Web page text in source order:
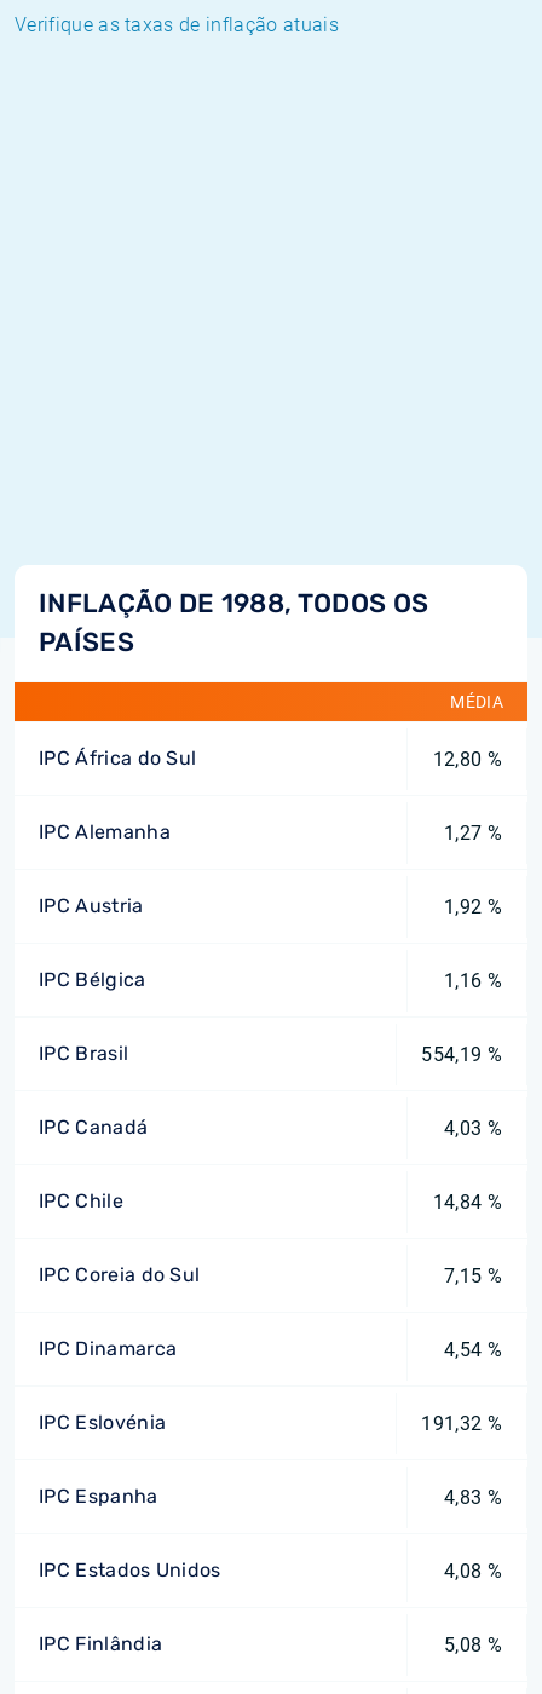
Verifique as taxas de inflação atuais
INFLAÇÃO DE 1988, TODOS OS
PAÍSES
MÉDIA
IPC África do Sul 12,80 %
IPC Alemanha 1,27 %
IPC Austria 1,92 %
IPC Bélgica 1,16 %
IPC Brasil 554,19 %
IPC Canadá 4,03 %
IPC Chile 14,84 %
IPC Coreia do Sul 7,15 %
IPC Dinamarca 4,54 %
IPC Eslovénia 191,32 %
IPC Espanha 4,83 %
IPC Estados Unidos 4,08 %
IPC Finlândia 5,08 %